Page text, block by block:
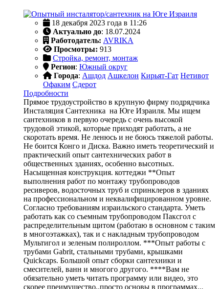
18 декабря 2023 года в 11:26
Актуально до: 18.07.2024
Работодатель: AVRIKA
Просмотры: 913
Стройка, ремонт, монтаж
Регион: Южный округ
Города: Ашдод Ашкелон Кирьят-Гат Нетивот
Офаким Сдерот
Подробности
Прямое трудоустройство в крупную фирму подрядчика
Инсталяция Сантехника на Юге Израиля. Мы ищем
сантехников в первую очередь с очень высокой
трудовой этикой, которые приходят работать, а не
скоротать время. Не ленюсь и не боюсь тяжелой работы.
Не боится Конго и Диска. Важно иметь теоретический и
практический опыт сантехнических работ в
общественных зданиях, особенно высотных.
Насыщенная конструкция. коттеджи **Опыт
выполнения работ по монтажу трубопроводов
ресиверов, водосточных труб и спринклеров в зданиях
на профессиональном и неквалифицированном уровне.
Согласно требованиям израильского стандарта. Уметь
работать как со съемным трубопроводом Паксгол с
распределительным щитом (работаю в основном с таким
в многоэтажках), так и с накладным трубопроводом
Мультигол и зеленым полироллом. ***Опыт работы с
трубами Gabrit, стальными трубами, крышками
Quickcaps. Большой опыт сборки сантехники и
смесителей, ванн и многого другого. ****Вам не
обязательно уметь читать программу или видео, это
скорее преимущество..просто основы в программах...